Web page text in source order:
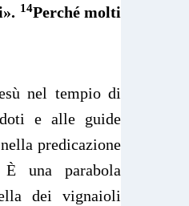
14Perché molti
nel tempio di
e alle guide
predicazione
una parabola
dei vignaioli